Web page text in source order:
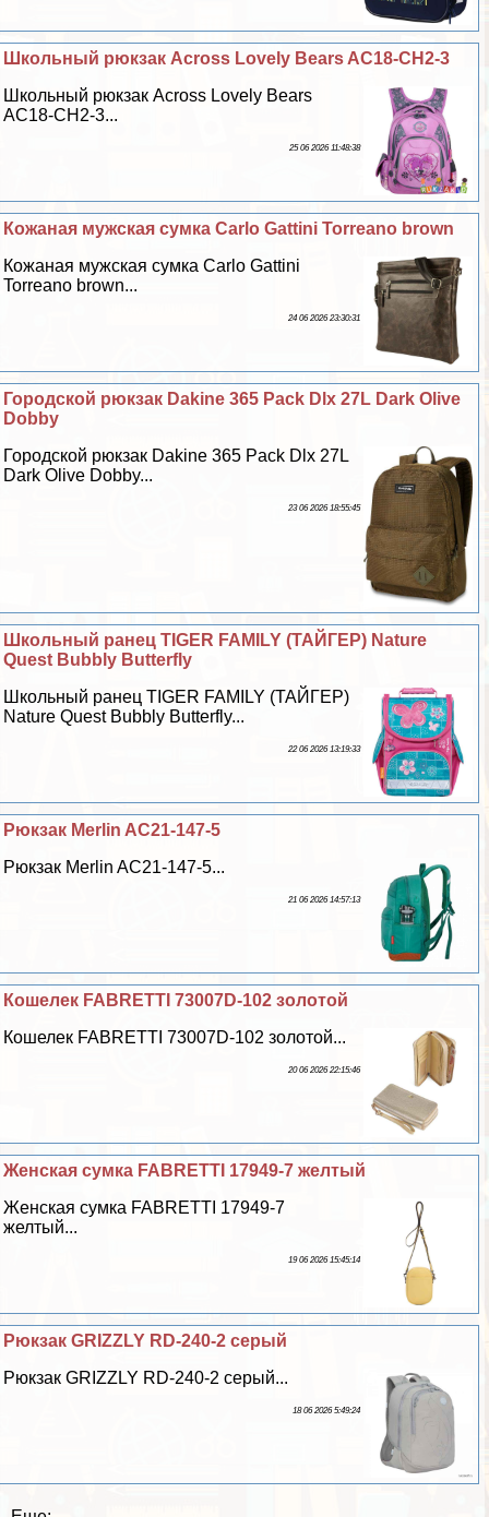
Школьный рюкзак Across Lovely Bears AC18-CH2-3
Школьный рюкзак Across Lovely Bears
AC18-CH2-3...
25 06 2026 11:48:38
Кожаная мужская сумка Carlo Gattini Torreano brown
Кожаная мужская сумка Carlo Gattini
Torreano brown...
24 06 2026 23:30:31
Городской рюкзак Dakine 365 Pack Dlx 27L Dark Olive
Dobby
Городской рюкзак Dakine 365 Pack Dlx 27L
Dark Olive Dobby...
23 06 2026 18:55:45
Школьный ранец TIGER FAMILY (ТАЙГЕР) Nature
Quest Bubbly Butterfly
Школьный ранец TIGER FAMILY (ТАЙГЕР)
Nature Quest Bubbly Butterfly...
22 06 2026 13:19:33
Рюкзак Merlin AC21-147-5
Рюкзак Merlin AC21-147-5...
21 06 2026 14:57:13
Кошелек FABRETTI 73007D-102 золотой
Кошелек FABRETTI 73007D-102 золотой...
20 06 2026 22:15:46
Женская сумка FABRETTI 17949-7 желтый
Женская сумка FABRETTI 17949-7
желтый...
19 06 2026 15:45:14
Рюкзак GRIZZLY RD-240-2 серый
Рюкзак GRIZZLY RD-240-2 серый...
18 06 2026 5:49:24